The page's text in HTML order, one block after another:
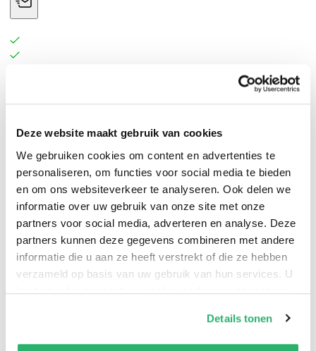
Deze website maakt gebruik van cookies
We gebruiken cookies om content en advertenties te
personaliseren, om functies voor social media te bieden
en om ons websiteverkeer te analyseren. Ook delen we
informatie over uw gebruik van onze site met onze
partners voor social media, adverteren en analyse. Deze
partners kunnen deze gegevens combineren met andere
informatie die u aan ze heeft verstrekt of die ze hebben
verzameld op basis van uw gebruik van hun services. U
kunt op ieder moment uw cookievoorkeuren aanpassen
We werken samen met13 derdendie uw gegevens
Details tonen
0|0